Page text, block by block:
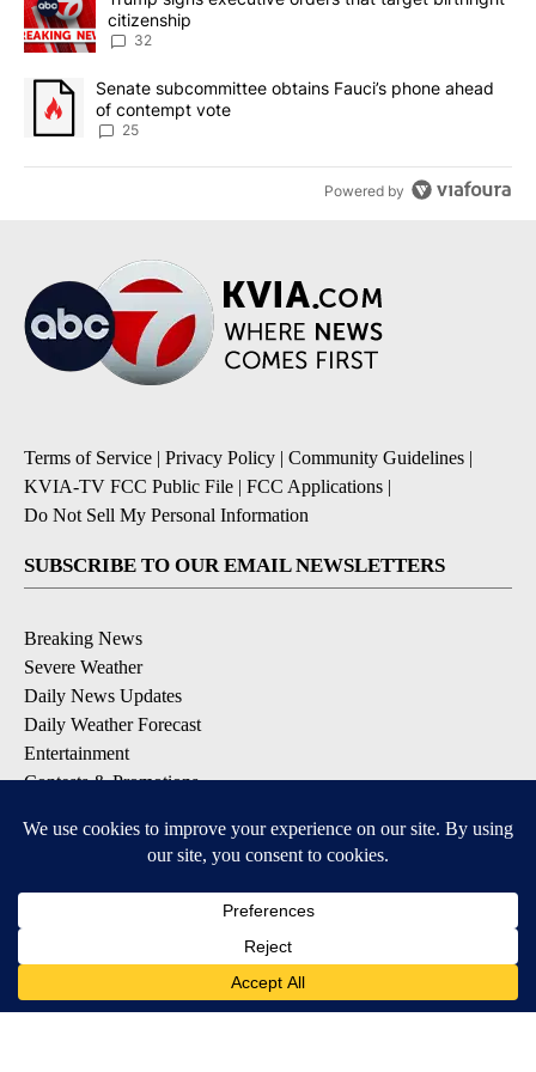
citizenship
32
A trending article titled "Senate subcommittee obtains Fauci’s
Senate subcommittee obtains Fauci’s phone ahead
of contempt vote
25
Powered by
Terms of Service | Privacy Policy | Community Guidelines |
KVIA-TV FCC Public File | FCC Applications |
Do Not Sell My Personal Information
SUBSCRIBE TO OUR EMAIL NEWSLETTERS
Breaking News
Severe Weather
Daily News Updates
Daily Weather Forecast
Entertainment
Contests & Promotions
DOWNLOAD OUR APPS
Available for iOS and Android